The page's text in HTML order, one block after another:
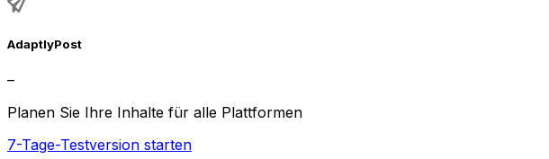
AdaptlyPost
–
Planen Sie Ihre Inhalte für alle Plattformen
7-Tage-Testversion starten